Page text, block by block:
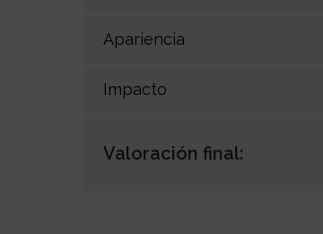
Apariencia
Impacto
Valoración final: